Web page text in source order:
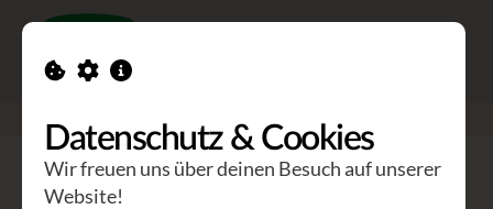
Zen und Wandern
Datenschutz & Cookies
Wir freuen uns über deinen Besuch auf unserer
Website!